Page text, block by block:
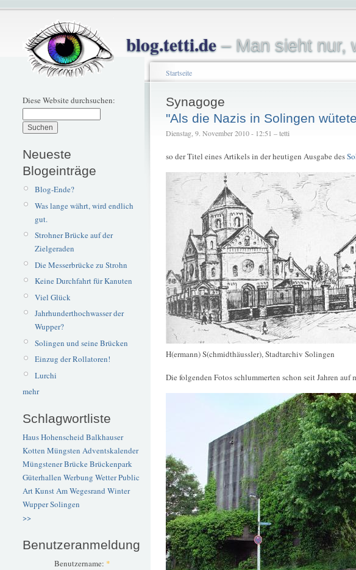
blog.tetti.de– Man sieht nur,
Diese Website durchsuchen:
Neueste
Blogeinträge
Blog-Ende?
Was lange währt, wird endlich
gut.
Strohner Brücke auf der
Zielgeraden
Die Messerbrücke zu Strohn
Keine Durchfahrt für Kanuten
Viel Glück
Jahrhunderthochwasser der
Wupper?
Solingen und seine Brücken
Einzug der Rollatoren!
Lurchi
mehr
Schlagwortliste
Haus Hohenscheid Balkhauser
Kotten Müngsten Adventskalender
Müngstener BrückeBrückenpark
Güterhallen Werbung WetterPublic
ArtKunstAm Wegesrand Winter
WupperSolingen
>>
Benutzeranmeldung
Benutzername: *
Startseite
Synagoge
"Als die Nazis in Solingen
Dienstag, 9. November 2010 - 12:51 – tetti
so der Titel eines Artikels in der heutigen Ausgabe des
H(ermann) S(chmidthäussler), Stadtarchiv Solingen
Die folgenden Fotos schlummerten schon seit Jahren auf